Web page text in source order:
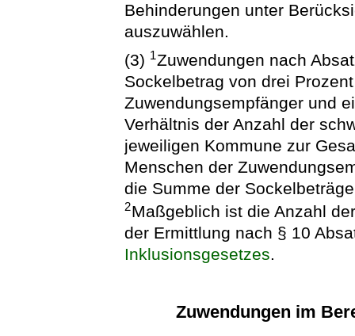
Behinderungen unter
auszuwählen.
(3) 1Zuwendungen nach
Sockelbetrag von drei
Zuwendungsempfänger und
Verhältnis der Anzahl der
jeweiligen Kommune zur
Menschen der
die Summe der
2Maßgeblich ist die Anzahl
der Ermittlung nach § 10
Inklusionsgesetzes.
Zuwendungen im